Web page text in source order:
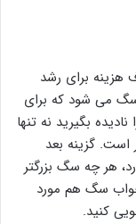
هزینه برای رشد
سگ می شود که برای
بگیرید نه تنها
گزینه بعد
هر چه سگ بزرگتر
سگ هم مورد
کنید.